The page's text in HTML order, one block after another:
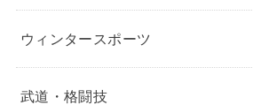
ウィンタースポーツ
武道・格闘技